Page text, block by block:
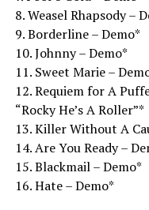
8. Weasel Rhapsody –
9. Borderline – Demo*
10. Johnny – Demo*
11. Sweet Marie –
12. Requiem for A
“Rocky He’s A Roller”*
13. Killer Without A
14. Are You Ready –
15. Blackmail – Demo*
16. Hate – Demo*